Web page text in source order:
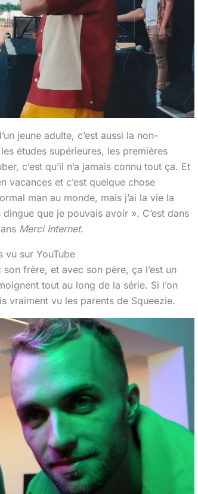
jeune adulte, c’est aussi la non-
études supérieures, les premières
c’est qu’il n’a jamais connu tout ça. Et
vacances et c’est quelque chose
man au monde, mais j’ai la vie la
que je pouvais avoir ». C’est dans
Merci Internet.
vu sur YouTube
frère, et avec son père, ça l’est un
tout au long de la série. Si l’on
vraiment vu les parents de Squeezie.